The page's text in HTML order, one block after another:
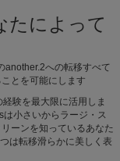
たによって
another.2への転移すべて
とを可能にします
験を最大限に活用しま
小さいからラージ・ス
ーンを知っているあなた
は転移滑らかに美しく表